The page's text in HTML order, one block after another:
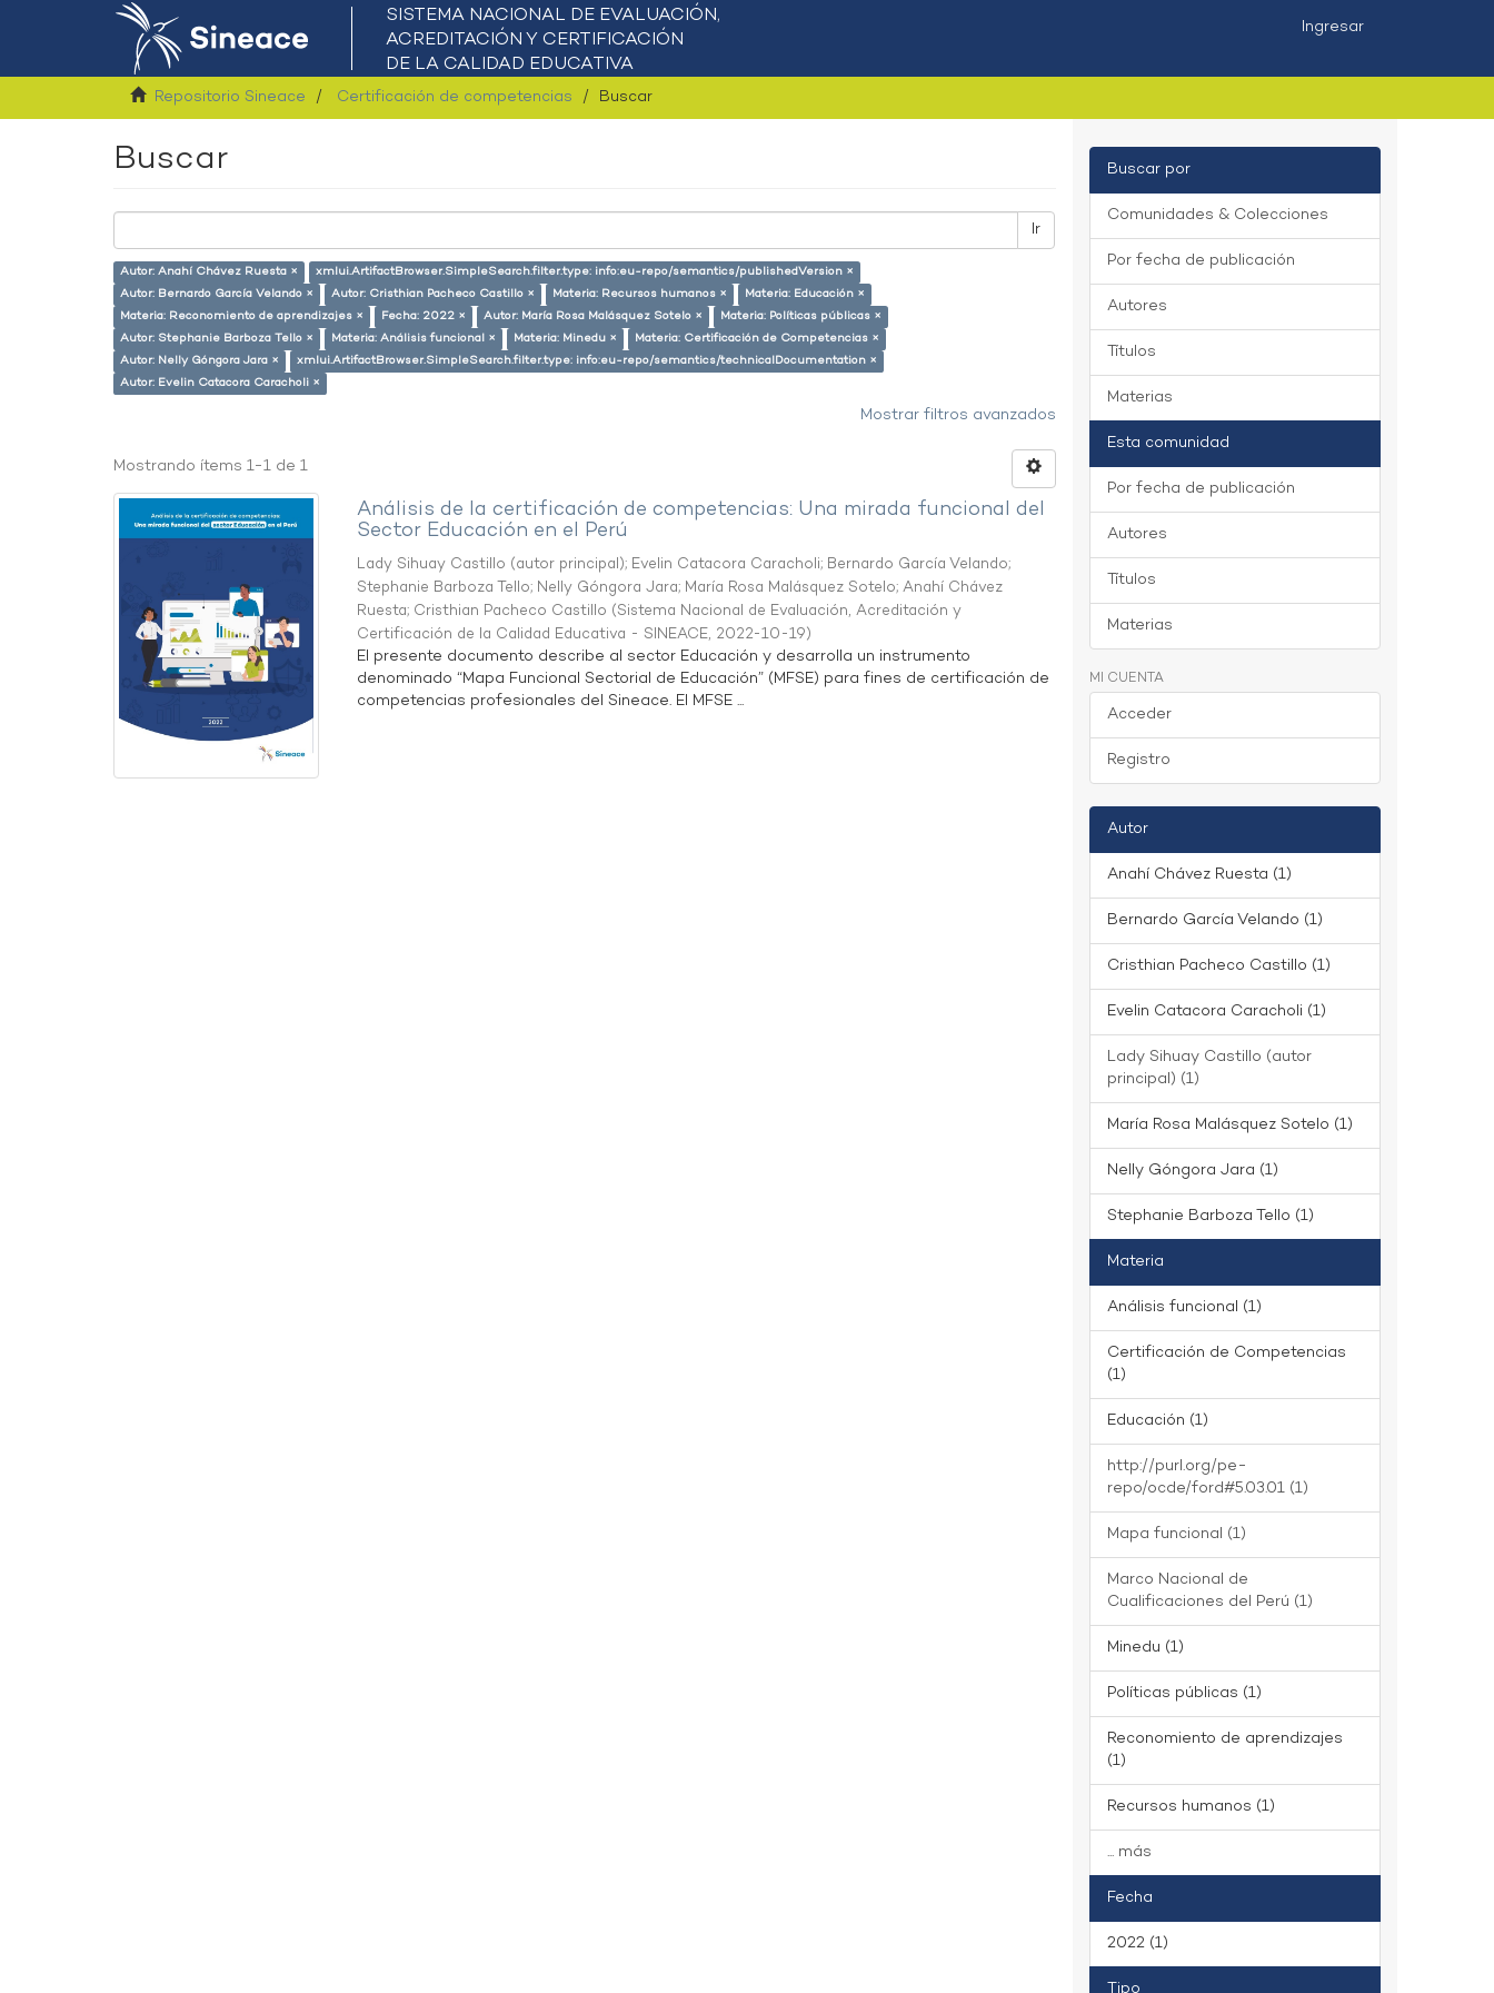
Ingresar
Repositorio Sineace Certificación de competencias Buscar
Buscar
Ir
Autor: Anahí Chávez Ruesta ×
xmlui.ArtifactBrowser.SimpleSearch.filter.type: info:eu-repo/semantics/publishedVersion ×
Autor: Bernardo García Velando ×
Autor: Cristhian Pacheco Castillo × Materia: Recursos humanos ×
Materia: Educación ×
Materia: Reconomiento de aprendizajes ×
Fecha: 2022 × Autor: María Rosa Malásquez Sotelo ×
Materia: Políticas públicas ×
Autor: Stephanie Barboza Tello ×
Materia: Análisis funcional × Materia: Minedu ×
Materia: Certificación de Competencias ×
Autor: Nelly Góngora Jara ×
xmlui.ArtifactBrowser.SimpleSearch.filter.type: info:eu-repo/semantics/technicalDocumentation ×
Autor: Evelin Catacora Caracholi ×
Mostrar filtros avanzados
Mostrando ítems 1-1 de 1
Análisis de la certificación de competencias: Una mirada funcional del
Sector Educación en el Perú
Lady Sihuay Castillo (autor principal); Evelin Catacora Caracholi; Bernardo García Velando;
Stephanie Barboza Tello; Nelly Góngora Jara; María Rosa Malásquez Sotelo;Anahí Chávez
Ruesta; Cristhian Pacheco Castillo (Sistema Nacional de Evaluación, Acreditación y
Certificación de la Calidad Educativa - SINEACE, 2022-10-19)
El presente documento describe al sector Educación y desarrolla un instrumento
denominado “Mapa Funcional Sectorial de Educación” (MFSE) para fines de certificación de
competencias profesionales del Sineace. El MFSE ...
Buscar por
Comunidades & Colecciones
Por fecha de publicación
Autores
Títulos
Materias
Esta comunidad
Por fecha de publicación
Autores
Títulos
Materias
MI CUENTA
Acceder
Registro
Autor
Anahí Chávez Ruesta (1)
Bernardo García Velando (1)
Cristhian Pacheco Castillo (1)
Evelin Catacora Caracholi (1)
Lady Sihuay Castillo (autor
principal) (1)
María Rosa Malásquez Sotelo (1)
Nelly Góngora Jara (1)
Stephanie Barboza Tello (1)
Materia
Análisis funcional (1)
Certificación de Competencias
(1)
Educación (1)
http://purl.org/pe-
repo/ocde/ford#5.03.01 (1)
Mapa funcional (1)
Marco Nacional de
Cualificaciones del Perú (1)
Minedu (1)
Políticas públicas (1)
Reconomiento de aprendizajes
(1)
Recursos humanos (1)
... más
Fecha
2022 (1)